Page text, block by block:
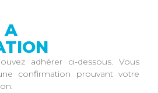
A
adhérer ci-dessous. Vous
confirmation prouvant votre